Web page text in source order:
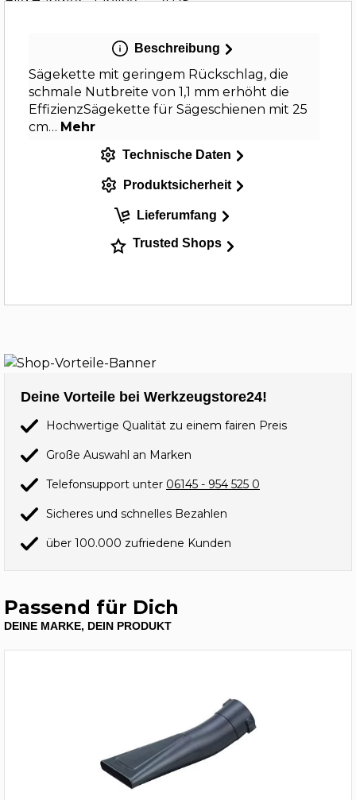
Beschreibung
Sägekette mit geringem Rückschlag, die
schmale Nutbreite von 1,1 mm erhöht die
EffizienzSägekette für Sägeschienen mit 25
cm… Mehr
Technische Daten
Produktsicherheit
Lieferumfang
Trusted Shops
Deine Vorteile bei Werkzeugstore24!
Hochwertige Qualität zu einem fairen Preis
Große Auswahl an Marken
Telefonsupport unter 06145 - 954 525 0
Sicheres und schnelles Bezahlen
über 100.000 zufriedene Kunden
Passend für Dich
DEINE MARKE, DEIN PRODUKT